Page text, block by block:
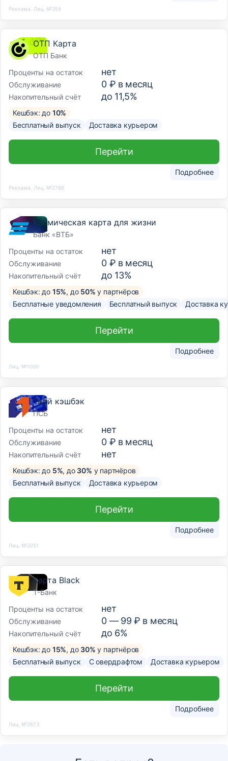
Реклама. Лиц. №354
ОТП Карта
ОТП Банк
Проценты на остаток
нет
Обслуживание 0 ₽ в месяц
Накопительный счёт до 11,5%
Кешбэк: до 10%
Бесплатный выпуск
Доставка курьером
Подробнее
Перейти
Реклама. Лиц. №2766
Космическая карта для жизни
Банк «ВТБ»
Проценты на остаток
нет
Обслуживание 0 ₽ в месяц
Накопительный счёт до 13%
Кешбэк: до 15%, до 50% у партнёров
Бесплатные уведомления
Бесплатный выпуск Доставка
Подробнее
Перейти
Лиц. №1000
Твой кэшбэк
ПСБ
Проценты на остаток
нет
Обслуживание 0 ₽ в месяц
Накопительный счёт нет
Кешбэк: до 5%, до 30% у партнёров
Бесплатный выпуск
Доставка курьером
Подробнее
Перейти
Лиц. №3251
Карта Black
Т-Банк
Проценты на остаток
нет
Обслуживание 0 — 99₽ в месяц
Накопительный счёт до 6%
Кешбэк: до 15%, до 30% у партнёров
Бесплатный выпуск
С овердрафтом Доставка курьером
Подробнее
Перейти
Лиц. №2673